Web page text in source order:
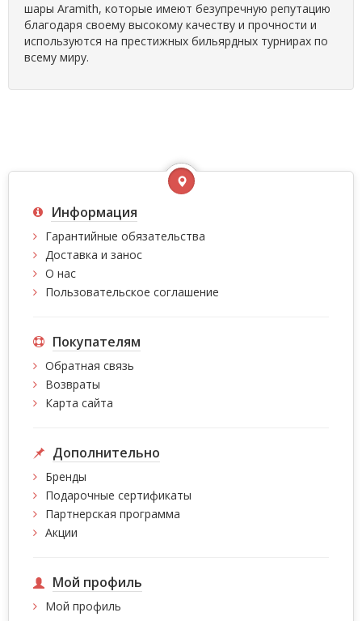
шары Aramith, которые имеют безупречную репутацию
благодаря своему высокому качеству и прочности и
используются на престижных бильярдных турнирах по
всему миру.
Информация
Гарантийные обязательства
Доставка и занос
О нас
Пользовательское соглашение
Покупателям
Обратная связь
Возвраты
Карта сайта
Дополнительно
Бренды
Подарочные сертификаты
Партнерская программа
Акции
Мой профиль
Мой профиль